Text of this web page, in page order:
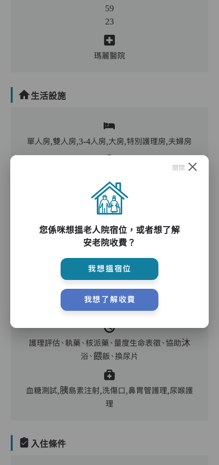
59
23
瑪麗醫院
生活設施
單人房,雙人房,3-4人房,大房,特別護理房,夫婦房
電動床,氣墊床,升降機,防滑扶手,助行器/拐杖,輪
護理服務
主管,助理員,護理員,保健員,到診醫生
護理評估、執藥、核派藥、量度生命表徵、協助沐
浴、餵飯、換尿片
血糖測試,胰島素注射,洗傷口,鼻胃管護理,尿喉護
理
入住條件
關閉
您係咪想搵老人院宿位，或者想了解
安老院收費？
我想搵宿位
我想了解收費